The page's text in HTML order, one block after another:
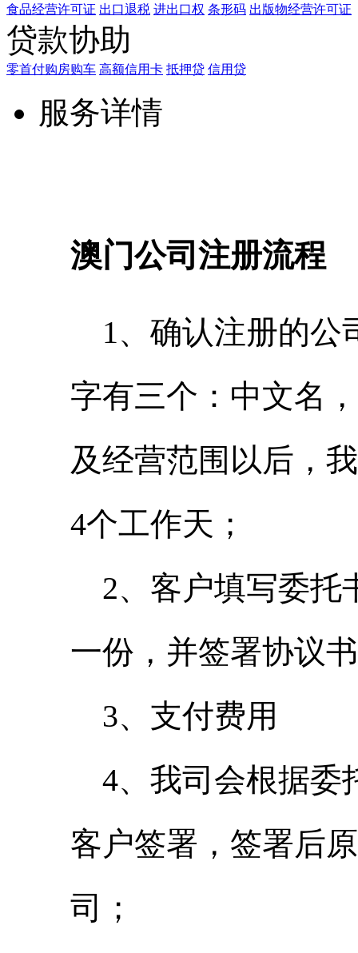
食品经营许可证 出口退税 进出口权 条形码 出版物经营许可证
贷款协助
零首付购房购车 高额信用卡 抵押贷 信用贷
服务详情
澳门公司注册流程
1、确认注册的公
字有三个：中文名
及经营范围以后，
4个工作天；
2、客户填写委托
一份，并签署协议
3、支付费用
4、我司会根据委
客户签署，签署后
司；